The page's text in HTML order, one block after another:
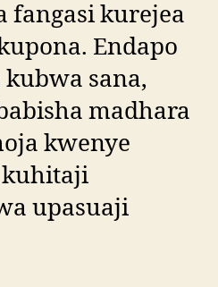
fangasi kurejea
Endapo
sana,
madhara
kwenye
kuhitaji
upasuaji